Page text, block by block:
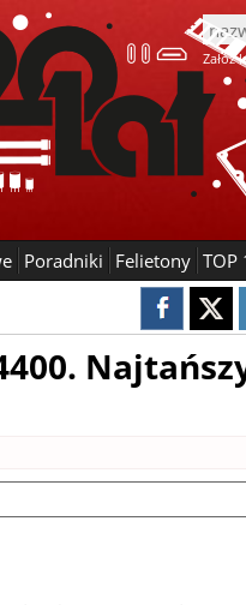
Załóż
Poradniki Felietony TOP